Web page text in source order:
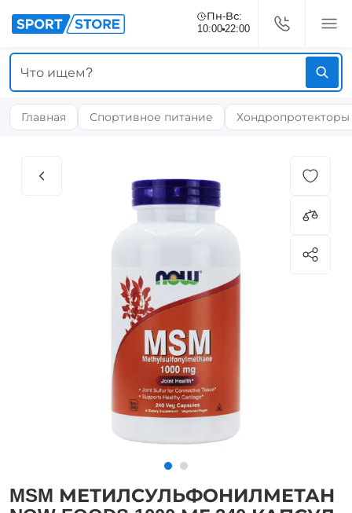
Пн-Вс:
10:00 22:00
Главная Спортивное питание Хондропротекторы
MSM МЕТИЛСУЛЬФОНИЛМЕТАН